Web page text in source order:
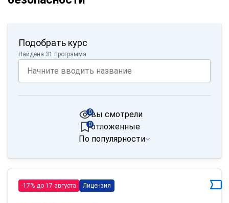
Подобрать курс
Найдена 31 программа
вы смотрели
0
отложенные
0
По популярности
-17% до 17 августа Лицензия